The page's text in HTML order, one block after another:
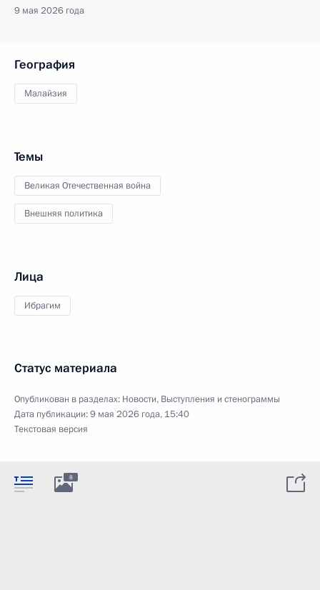
9 мая 2026 года
География
Малайзия
Темы
Великая Отечественная война
Внешняя политика
Лица
Ибрагим
Статус материала
Опубликован в разделах: Новости, Выступления и стенограммы
Дата публикации:9 мая 2026 года, 15:40
Текстовая версия
8